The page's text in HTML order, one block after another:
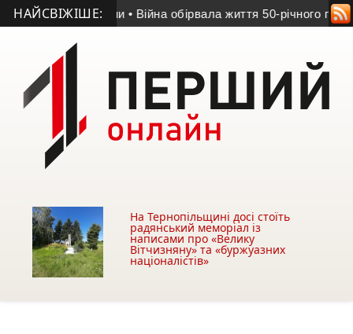
НАЙСВІЖІШЕ:
із Бучаччини • Війна обірвала життя 50-річного
На Тернопільщині досі стоїть
радянський меморіал із
написами про «Велику
Вітчизняну» та «буржуазних
націоналістів»